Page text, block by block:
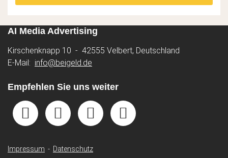
AI Media Advertising
Kirschenknapp 10 - 42555 Velbert, Deutschland
E-Mail: info@beigeld.de
Empfehlen Sie uns weiter
Impressum - Datenschutz